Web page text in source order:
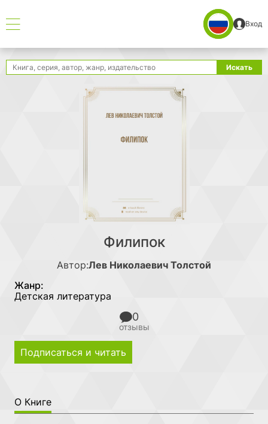
Вход
Поиск Искать
Филипок
Автор:Лев Николаевич Толстой
Жанр:
Детская литература
0
отзывы
Подписаться и читать
О Книге